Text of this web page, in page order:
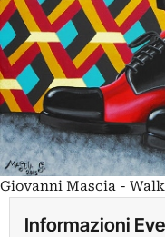
Giovanni Mascia -
Informazioni